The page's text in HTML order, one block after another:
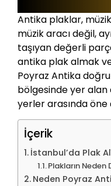
Antika plaklar,
müzik aracı değil,
taşıyan değerli
antika plak almak
Poyraz Antika
bölgesinde yer alan
yerler arasında öne
İçerik
İstanbul’da Plak
Plakların
Neden Poyraz